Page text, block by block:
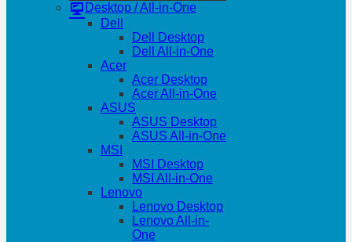
Desktop / All-in-One
Dell
Dell Desktop
Dell All-in-One
Acer
Acer Desktop
Acer All-in-One
ASUS
ASUS Desktop
ASUS All-in-One
MSI
MSI Desktop
MSI All-in-One
Lenovo
Lenovo Desktop
Lenovo All-in-
One